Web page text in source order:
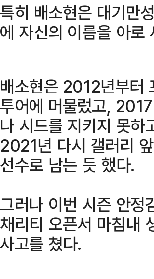
특히 배소현은 대기만
에 자신의 이름을 아로
배소현은 2012년부터
투어에 머물렀고,
나 시드를 지키지 못
2021년 다시 갤러리
선수로 남는 듯 했다.
그러나 이번 시즌 안정
채리티 오픈서 마침내
사고를 쳤다.